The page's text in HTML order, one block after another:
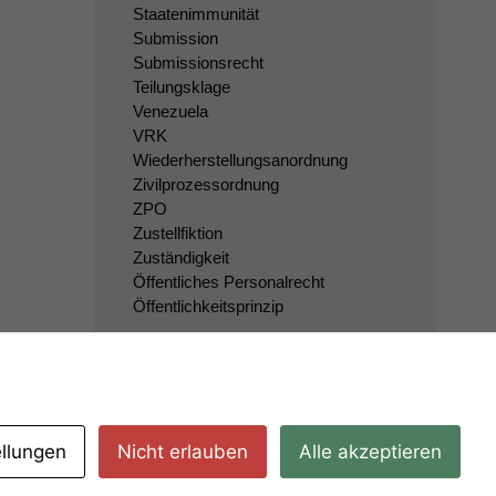
Staatenimmunität
Submission
Submissionsrecht
Teilungsklage
Venezuela
VRK
Wiederherstellungsanordnung
Zivilprozessordnung
ZPO
Zustellfiktion
Zuständigkeit
Öffentliches Personalrecht
Öffentlichkeitsprinzip
Nicht erlauben Alle akzeptieren